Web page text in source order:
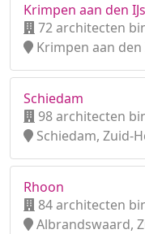
Krimpen aan den
72 architecten
Krimpen aan den
Schiedam
98 architecten
Schiedam, Zuid-
Rhoon
84 architecten
Albrandswaard,